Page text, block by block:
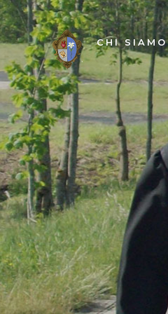
CHI SIAMO